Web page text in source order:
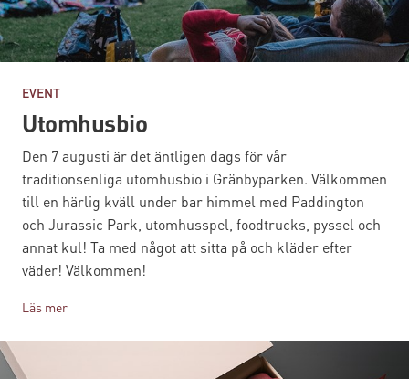
EVENT
Utomhusbio
Den 7 augusti är det äntligen dags för vår
traditionsenliga utomhusbio i Gränbyparken. Välkommen
till en härlig kväll under bar himmel med Paddington
och Jurassic Park, utomhusspel, foodtrucks, pyssel och
annat kul! Ta med något att sitta på och kläder efter
väder! Välkommen!
Läs mer